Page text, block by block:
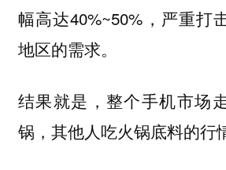
幅高达40%~50%，严重打
地区的需求。
结果就是，整个手机市场
锅，其他人吃火锅底料的行